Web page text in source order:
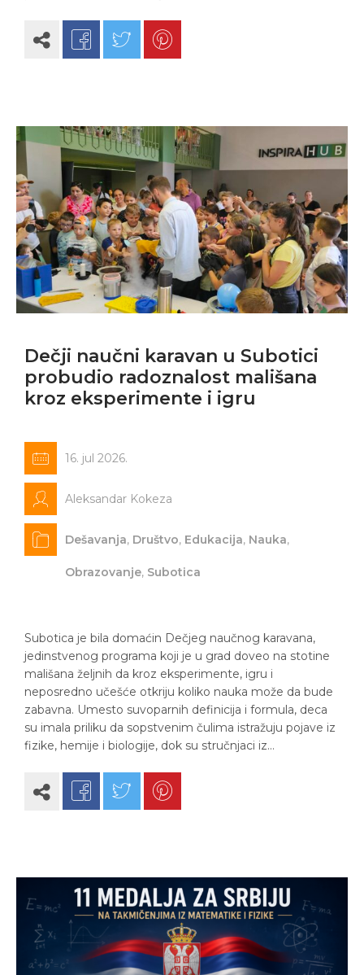
Dečji naučni karavan u Subotici
probudio radoznalost mališana
kroz eksperimente i igru
16. jul 2026.
Aleksandar Kokeza
Dešavanja, Društvo, Edukacija, Nauka,
Obrazovanje, Subotica
Subotica je bila domaćin Dečjeg naučnog karavana,
jedinstvenog programa koji je u grad doveo na stotine
mališana željnih da kroz eksperimente, igru i
neposredno učešće otkriju koliko nauka može da bude
zabavna. Umesto suvoparnih definicija i formula, deca
su imala priliku da sopstvenim čulima istražuju pojave iz
fizike, hemije i biologije, dok su stručnjaci iz…